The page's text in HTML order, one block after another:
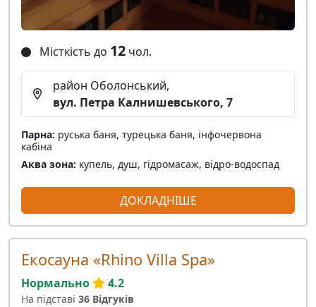
Місткість до 12 чол.
район Оболонський,
вул. Петра Калнишевського, 7
Парна: руська баня, турецька баня, інфочервона
кабіна
Аква зона: купель, душ, гідромасаж, відро-водоспад
ДОКЛАДНІШЕ
Екосауна «Rhino Villa Spa»
Нормально 4.2
На підставі 36 Відгуків